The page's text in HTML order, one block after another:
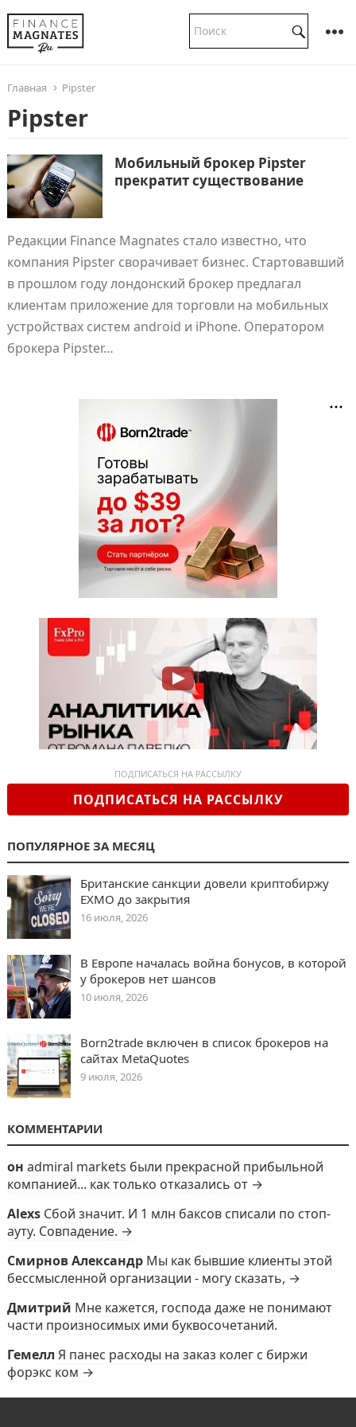
Главная Pipster
Pipster
Мобильный брокер Pipster
прекратит существование
Редакции Finance Magnates стало известно, что
компания Pipster сворачивает бизнес. Стартовавший
в прошлом году лондонский брокер предлагал
клиентам приложение для торговли на мобильных
устройствах систем android и iPhone. Оператором
брокера Pipster…
ПОДПИСАТЬСЯ НА РАССЫЛКУ
ПОДПИСАТЬСЯ НА РАССЫЛКУ
ПОПУЛЯРНОЕ ЗА МЕСЯЦ
Британские санкции довели криптобиржу
EXMO до закрытия
16 июля, 2026
В Европе началась война бонусов, в которой
у брокеров нет шансов
10 июля, 2026
Born2trade включен в список брокеров на
сайтах MetaQuotes
9 июля, 2026
КОММЕНТАРИИ
он admiral markets были прекрасной прибыльной
компанией... как только отказались от →
Alexs Сбой значит. И 1 млн баксов списали по стоп-
ауту. Совпадение. →
Смирнов Александр Мы как бывшие клиенты этой
бессмысленной организации - могу сказать, →
Дмитрий Мне кажется, господа даже не понимают
части произносимых ими буквосочетаний.
Гемелл Я панес расходы на заказ колег с биржи
форэкс ком →